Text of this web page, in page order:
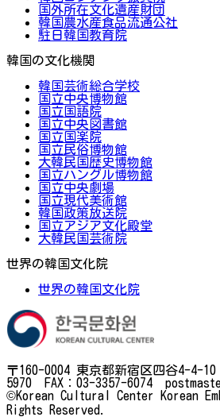
国外所在文化遺産財団
韓国農水産食品流通公社
駐日韓国教育院
韓国の文化機関
韓国芸術総合学校
国立中央博物館
国立国語院
国立中央図書館
国立国楽院
国立民俗博物館
大韓民国歴史博物館
国立ハングル博物館
国立中央劇場
国立現代美術館
韓国政策放送院
国立アジア文化殿堂
大韓民国芸術院
世界の韓国文化院
世界の韓国文化院
〒160-0004 東京都新宿区四谷4-4-
5970 FAX：03-3357-6074
©Korean Cultural Center Korean
Rights Reserved.